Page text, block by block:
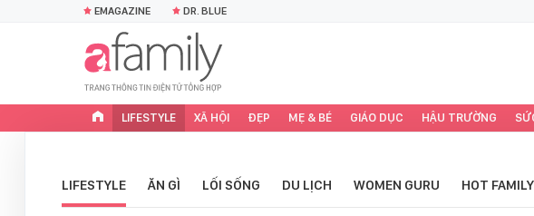
EMAGAZINE DR. BLUE
LIFESTYLE XÃ HỘI ĐẸP MẸ & BÉ GIÁO DỤC HẬU TRƯỜNG
LIFESTYLE ĂN GÌ LỐI SỐNG DU LỊCH WOMEN GURU HOT FAMILY